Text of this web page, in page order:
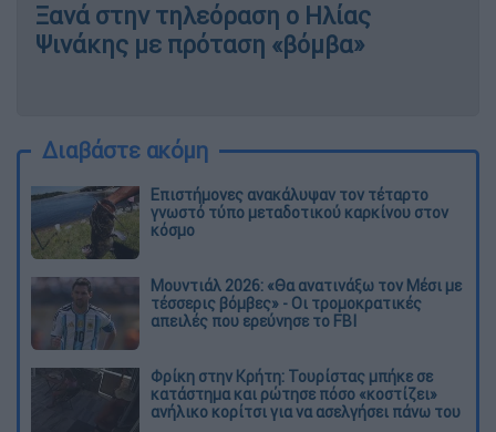
Ξανά στην τηλεόραση ο Ηλίας
Ψινάκης με πρόταση «βόμβα»
Διαβάστε ακόμη
Επιστήμονες ανακάλυψαν τον τέταρτο
γνωστό τύπο μεταδοτικού καρκίνου στον
κόσμο
Μουντιάλ 2026: «Θα ανατινάξω τον Μέσι με
τέσσερις βόμβες» - Οι τρομοκρατικές
απειλές που ερεύνησε το FBI
Φρίκη στην Κρήτη: Τουρίστας μπήκε σε
κατάστημα και ρώτησε πόσο «κοστίζει»
ανήλικο κορίτσι για να ασελγήσει πάνω του